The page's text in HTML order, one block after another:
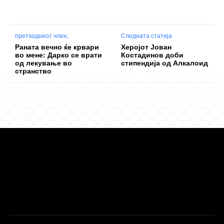
претходниот член,
Раната вечно ќе крвари
во мене: Дарко се врати
од лекување во
странство
Следната статија
Херојот Јован
Костадинов доби
стипендија од Алкалоид